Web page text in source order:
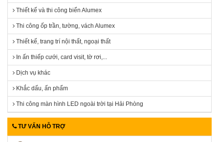
Thiết kế và thi công biển Alumex
Thi công ốp trần, tường, vách Alumex
Thiết kế, trang trí nội thất, ngoại thất
In ấn thiếp cưới, card visit, tờ rơi,...
Dịch vụ khác
Khắc dấu, ấn phẩm
Thi công màn hình LED ngoài trời tại Hải Phòng
TƯ VẤN HỖ TRỢ